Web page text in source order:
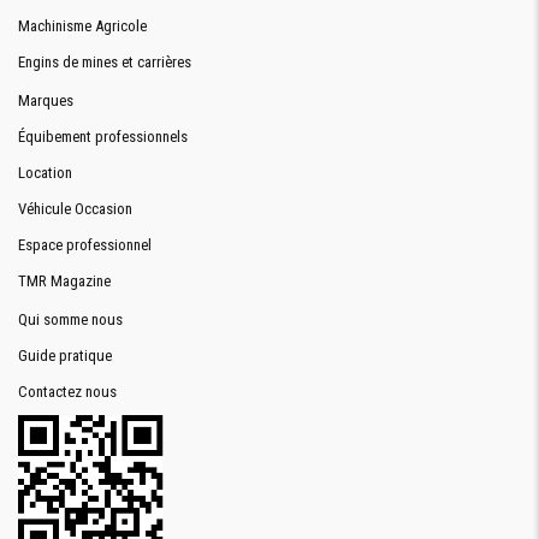
Machinisme Agricole
Engins de mines et carrières
Marques
Équibement professionnels
Location
Véhicule Occasion
Espace professionnel
TMR Magazine
Qui somme nous
Guide pratique
Contactez nous